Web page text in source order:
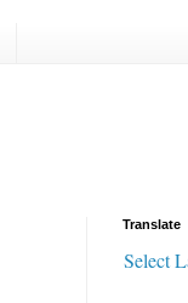
Translate
Select